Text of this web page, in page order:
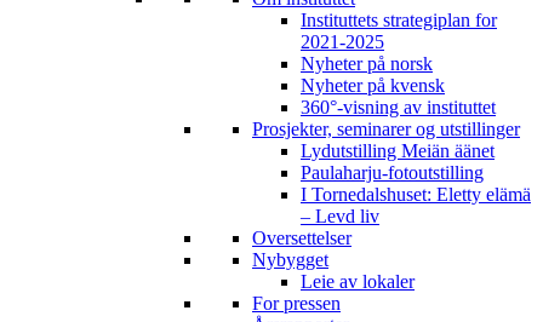
Instituttets strategiplan for
2021-2025
Nyheter på norsk
Nyheter på kvensk
360°-visning av instituttet
Prosjekter, seminarer og utstillinger
Lydutstilling Meiän äänet
Paulaharju-fotoutstilling
I Tornedalshuset: Eletty elämä
– Levd liv
Oversettelser
Nybygget
Leie av lokaler
For pressen